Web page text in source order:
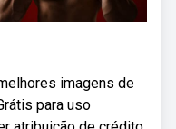
imagens de
para uso